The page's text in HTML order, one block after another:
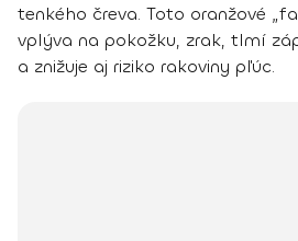
tenkého čreva. Toto oranžové
vplýva na pokožku, zrak, tlmí
a znižuje aj riziko rakoviny pľúc.